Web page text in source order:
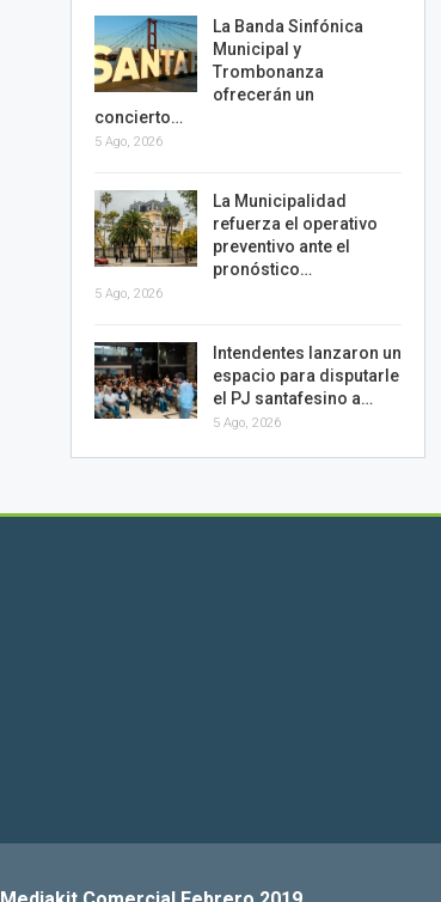
La Banda Sinfónica
Municipal y
Trombonanza
ofrecerán un
concierto…
5 Ago, 2026
La Municipalidad
refuerza el operativo
preventivo ante el
pronóstico…
5 Ago, 2026
Intendentes lanzaron un
espacio para disputarle
el PJ santafesino a…
5 Ago, 2026